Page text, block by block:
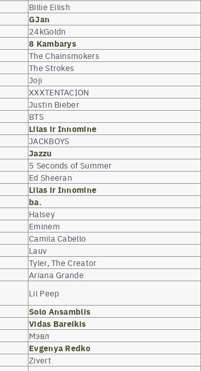
Billie Eilish
GJan
24kGoldn
8 Kambarys
The Chainsmokers
The Strokes
Joji
XXXTENTACION
Justin Bieber
BTS
Lilas ir Innomine
JACKBOYS
Jazzu
5 Seconds of Summer
Ed Sheeran
Lilas ir Innomine
ba.
Halsey
Eminem
Camila Cabello
Lauv
Tyler, The Creator
Ariana Grande
Lil Peep
Solo Ansamblis
Vidas Bareikis
Мэвл
Evgenya Redko
Zivert